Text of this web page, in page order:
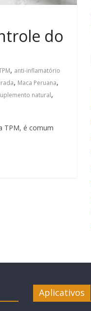
do
, anti-inflamatório
, Maca Peruana,
natural,
TPM, é comum
Aplicativos